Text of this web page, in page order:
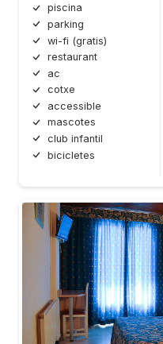
piscina
parking
wi-fi (gratis)
restaurant
ac
cotxe
accessible
mascotes
club infantil
bicicletes